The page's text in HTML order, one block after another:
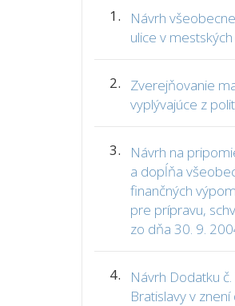
1.
Návrh
ulice v
2.
Zverejňovanie
vyplývajúce z
3.
Návrh na
a dopĺňa
finančných
pre prípravu,
zo dňa 30. 9.
4.
Návrh Dodatku
Bratislavy v